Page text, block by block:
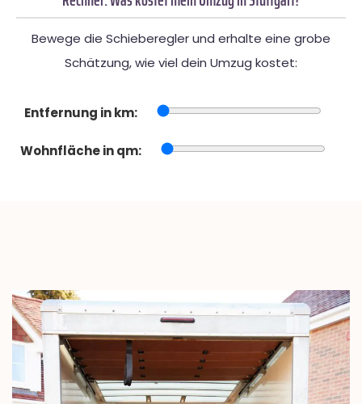
Bewege die Schieberegler und erhalte eine grobe
Schätzung, wie viel dein Umzug kostet:
Entfernung in km:
Wohnfläche in qm: